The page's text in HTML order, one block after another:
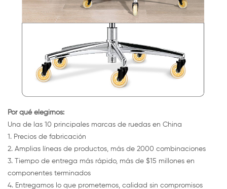
Por qué elegirnos:
Una de las 10 principales marcas de ruedas en China
1. Precios de fabricación
2. Amplias líneas de productos, más de 2000 combinaciones
3. Tiempo de entrega más rápido, más de $15 millones en
componentes terminados
4. Entregamos lo que prometemos, calidad sin compromisos